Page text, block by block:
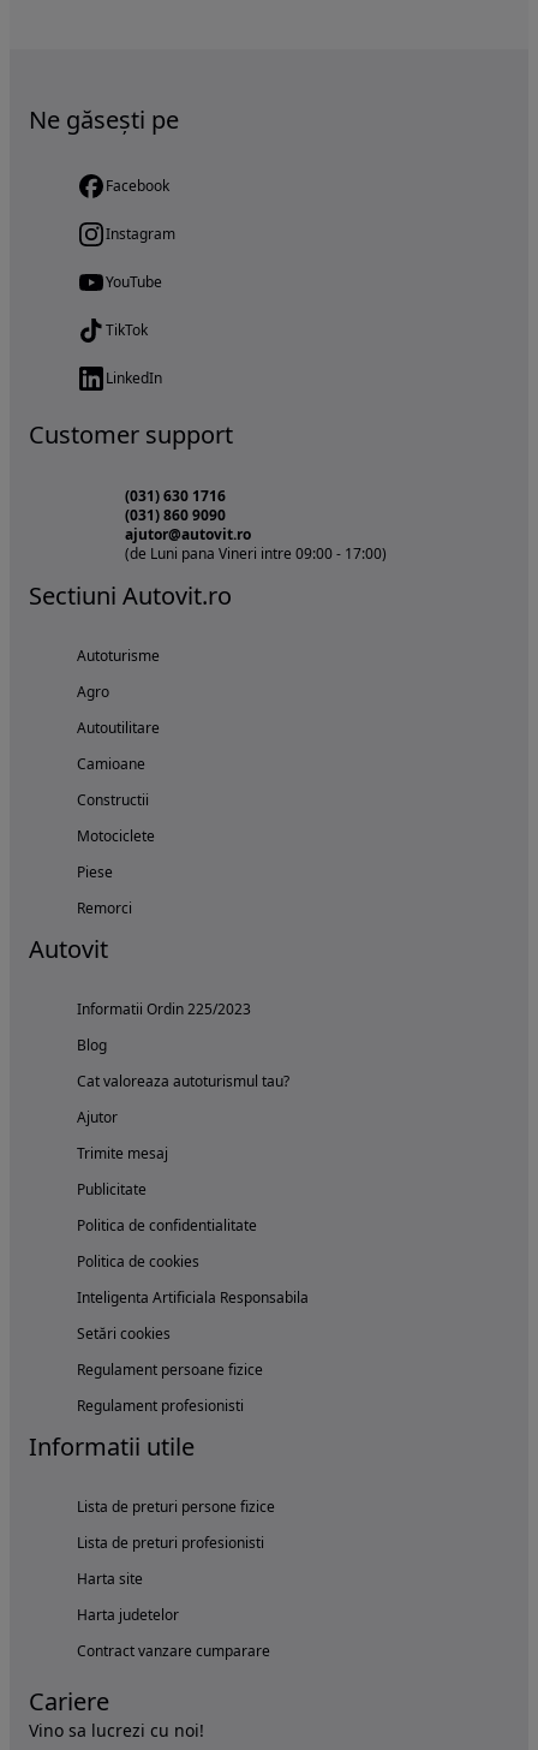
Ne găsești pe
Facebook
Instagram
YouTube
TikTok
LinkedIn
Customer support
(031) 630 1716
(031) 860 9090
ajutor@autovit.ro
(de Luni pana Vineri intre 09:00 - 17:00)
Sectiuni Autovit.ro
Autoturisme
Agro
Autoutilitare
Camioane
Constructii
Motociclete
Piese
Remorci
Autovit
Informatii Ordin 225/2023
Blog
Cat valoreaza autoturismul tau?
Ajutor
Trimite mesaj
Publicitate
Politica de confidentialitate
Politica de cookies
Inteligenta Artificiala Responsabila
Setări cookies
Regulament persoane fizice
Regulament profesionisti
Informatii utile
Lista de preturi persone fizice
Lista de preturi profesionisti
Harta site
Harta judetelor
Contract vanzare cumparare
Cariere
Vino sa lucrezi cu noi!